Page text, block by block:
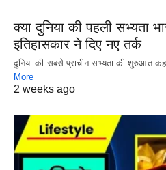
क्या दुनिया की पहली सभ्यता
इतिहासकार ने दिए नए तर्क
दुनिया की सबसे प्राचीन सभ्यता की शुरुआत
More
2 weeks ago